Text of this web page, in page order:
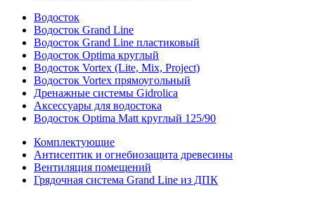
Водосток
Водосток Grand Line
Водосток Grand Line пластиковый
Водосток Optima круглый
Водосток Vortex (Lite, Mix, Project)
Водосток Vortex прямоугольный
Дренажные системы Gidrolica
Аксессуары для водостока
Водосток Optima Matt круглый 125/90
Комплектующие
Антисептик и огнебиозащита древесины
Вентиляция помещений
Грядочная система Grand Line из ДПК